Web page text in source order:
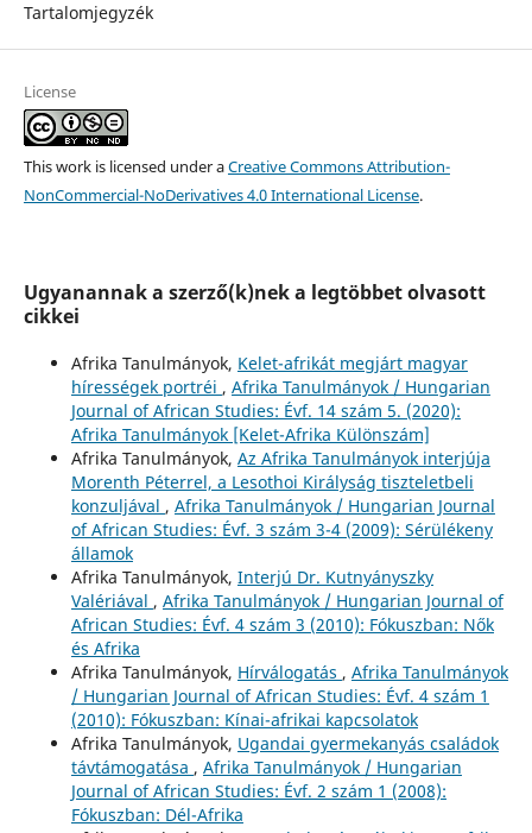
Tartalomjegyzék
License
This work is licensed under aCreative Commons Attribution-
NonCommercial-NoDerivatives 4.0 International License.
Ugyanannak a szerző(k)nek a legtöbbet olvasott
cikkei
Afrika Tanulmányok, Kelet-afrikát megjárt magyar
hírességek portréi , Afrika Tanulmányok / Hungarian
Journal of African Studies: Évf. 14 szám 5. (2020):
Afrika Tanulmányok [Kelet-Afrika Különszám]
Afrika Tanulmányok, Az Afrika Tanulmányok interjúja
Morenth Péterrel, a Lesothoi Királyság tiszteletbeli
konzuljával , Afrika Tanulmányok / Hungarian Journal
of African Studies: Évf. 3 szám 3-4 (2009): Sérülékeny
államok
Afrika Tanulmányok, Interjú Dr. Kutnyányszky
Valériával , Afrika Tanulmányok / Hungarian Journal of
African Studies: Évf. 4 szám 3 (2010): Fókuszban: Nők
és Afrika
Afrika Tanulmányok, Hírválogatás , Afrika Tanulmányok
/ Hungarian Journal of African Studies: Évf. 4 szám 1
(2010): Fókuszban: Kínai-afrikai kapcsolatok
Afrika Tanulmányok, Ugandai gyermekanyás családok
távtámogatása , Afrika Tanulmányok / Hungarian
Journal of African Studies: Évf. 2 szám 1 (2008):
Fókuszban: Dél-Afrika